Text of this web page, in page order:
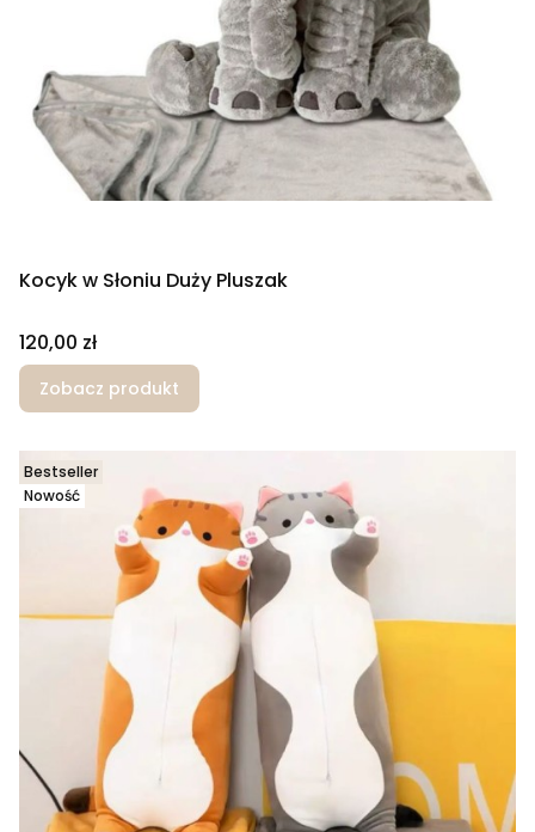
Kocyk w Słoniu Duży Pluszak
Cena
120,00 zł
Zobacz produkt
Bestseller
Nowość